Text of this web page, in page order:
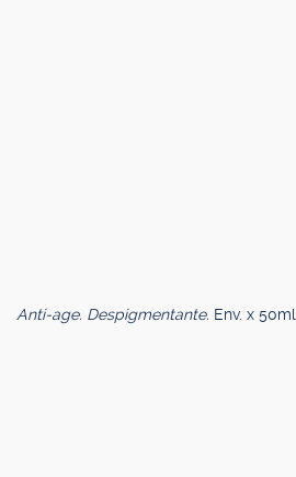
Anti-age. Despigmentante. Env. x 50ml.